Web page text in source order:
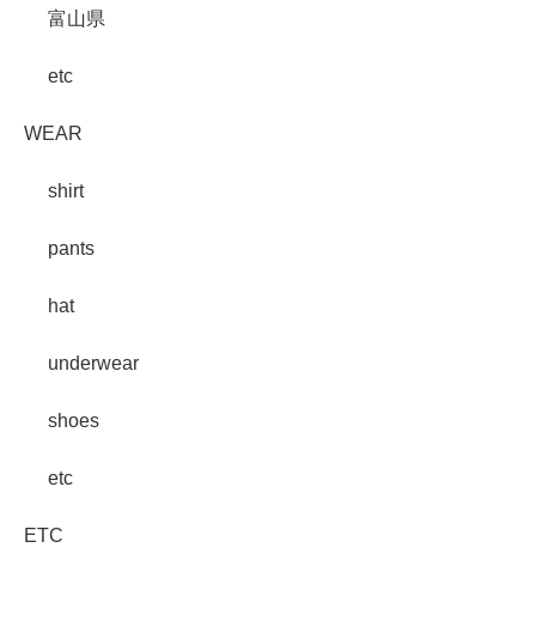
富山県
etc
WEAR
shirt
pants
hat
underwear
shoes
etc
ETC